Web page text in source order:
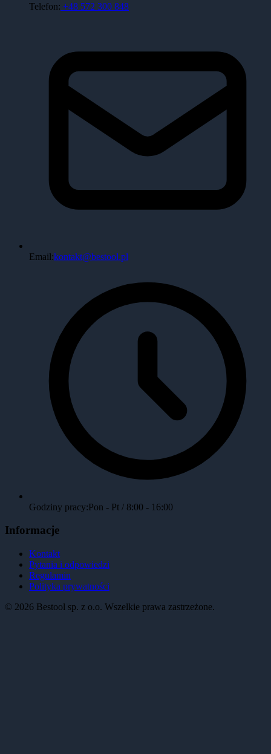
Telefon: +48 572 300 848
Email:kontakt@bestool.pl
Godziny pracy:Pon - Pt / 8:00 - 16:00
Informacje
Kontakt
Pytania i odpowiedzi
Regulamin
Polityka prywatności
© 2026 Bestool sp. z o.o. Wszelkie prawa zastrzeżone.